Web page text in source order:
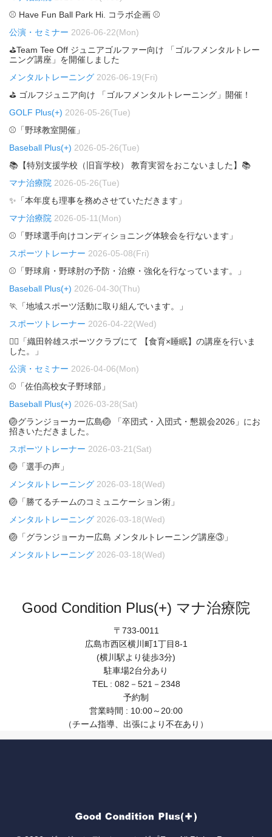
⚾ Have Fun Ball Park Hi. コラボ企画 ⚾
公演・セミナー 2026-06-22(Mon)
⛳Team Tee Off ジュニアゴルファー向け 「ゴルフメンタルトレー
ニング講座」を開催しました
メンタルトレーニング 2026-06-19(Fri)
⛳ ゴルフジュニア向け 「ゴルフメンタルトレーニング」開催！
GOLF Plus(+) 2026-05-26(Tue)
⚾「野球教室開催」
Baseball Plus(+) 2026-05-26(Tue)
📚【特別支援学校（旧盲学校） 教育実習をおこないました】📚
マナ治療院 2026-05-26(Tue)
✨「本年度も理事を務めさせていただきます」
マナ治療院 2026-05-11(Mon)
⚾「野球選手向けコンディショニング体験会を行ないます」
スポーツトレーナー 2026-05-08(Fri)
⚾「野球肩・野球肘の予防・治療・強化を行なっています。」
Baseball Plus(+) 2026-04-30(Thu)
🏃「地域スポーツ活動に取り組んでいます。」
スポーツトレーナー 2026-04-22(Wed)
🏃‍♂️「織田幹雄スポーツクラブにて 【食育×睡眠】の講座を行いま
した。」
公演・セミナー 2026-04-06(Mon)
⚾「佐伯高校女子野球部」
Baseball Plus(+) 2026-03-28(Sat)
🏐グランジョーカー広島🏐 「卒団式・入団式・懇親会2026」にお
招きいただきました。
スポーツトレーナー 2026-03-21(Sat)
🏐「選手の声」
メンタルトレーニング 2026-03-18(Wed)
🏐「勝てるチームのコミュニケーション術」
メンタルトレーニング 2026-03-18(Wed)
🏐「グランジョーカー広島 メンタルトレーニング講座③」
メンタルトレーニング 2026-03-18(Wed)
Good Condition Plus(+) マナ治療院
〒733-0011
広島市西区横川町1丁目8-1
(横川駅より徒歩3分)
駐車場2台分あり
TEL : 082－521－2348
予約制
営業時間 : 10:00～20:00
（チーム指導、出張により不在あり）